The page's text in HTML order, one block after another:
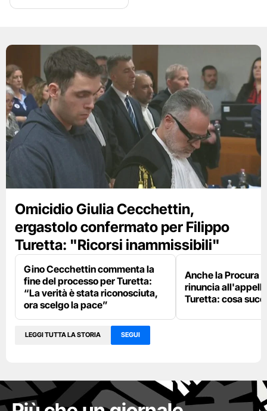
Omicidio Giulia Cecchettin,
ergastolo confermato per Filippo
Turetta: "Ricorsi inammissibili"
Gino Cecchettin commenta la
fine del processo per Turetta:
“La verità è stata riconosciuta,
ora scelgo la pace”
Anche la Procura
rinuncia
Turetta: cosa
LEGGI TUTTA LA STORIA SEGUI